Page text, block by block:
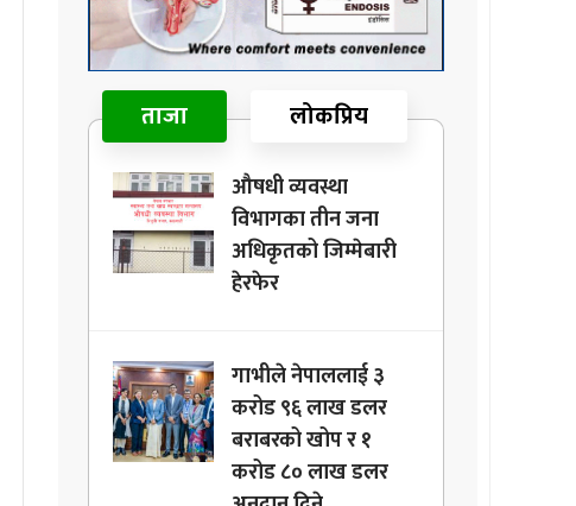
ताजा लोकप्रिय
औषधी व्यवस्था
विभागका तीन जना
अधिकृतको जिम्मेबारी
हेरफेर
गाभीले नेपाललाई ३
करोड ९६ लाख डलर
बराबरको खोप र १
करोड ८० लाख डलर